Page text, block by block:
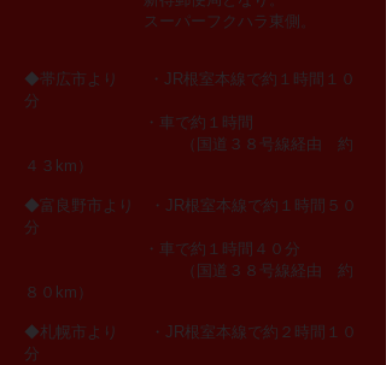
スーパーフクハラ東側。
◆帯広市より ・JR根室本線で約１時間１０
分
・車で約１時間
（国道３８号線経由 約
４３km）
◆富良野市より ・JR根室本線で約１時間５０
分
・車で約１時間４０分
（国道３８号線経由 約
８０km）
◆札幌市より ・JR根室本線で約２時間１０
分